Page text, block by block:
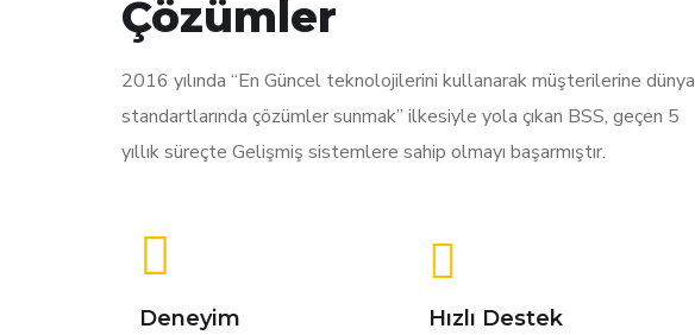
Çözümler
2016 yılında “En Güncel teknolojilerini kullanarak müşterilerine dünya
standartlarında çözümler sunmak” ilkesiyle yola çıkan BSS, geçen 5
yıllık süreçte Gelişmiş sistemlere sahip olmayı başarmıştır.
Deneyim Hızlı Destek